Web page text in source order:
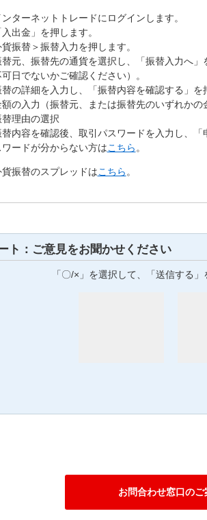
ターネットトレードにログインします。
出金」を押します。
振替＞振替入力を押します。
元、振替先の通貨を選択し、「振替入力へ」
日でないかご確認ください）。
の詳細を入力し、「振替内容を確認する」を
額の入力（振替元、または振替先のいずれかの
替理由の選択
内容を確認後、取引パスワードを入力し、「
ードが分からない方はこちら 。
貨振替のスプレッドはこちら 。
ト：ご意見をお聞かせください
「〇/×」を選択して、「送信する」
お問合わせ窓口のご